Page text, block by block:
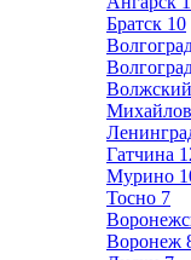
Братск 10
Волжский
Гатчина
Мурино
Тосно 7
Воронеж